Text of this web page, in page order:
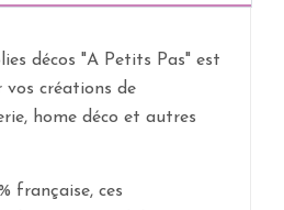
décos "A Petits Pas" est
vos créations de
home déco et autres
française, ces